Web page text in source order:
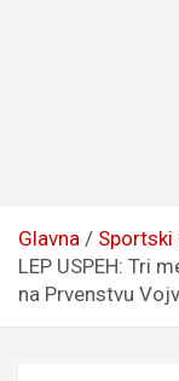
Glavna
Sportski
LEP USPEH: Tri
na Prvenstvu